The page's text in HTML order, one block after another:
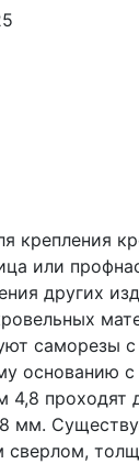
крепления
или
других
саморезы
основанию
4,8 проходят
мм.
сверлом,